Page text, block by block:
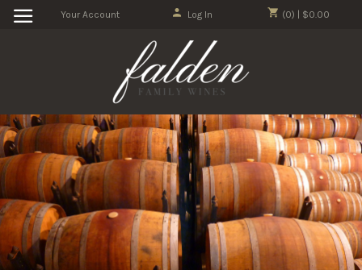
(0) | $0.00
Your Account Log In